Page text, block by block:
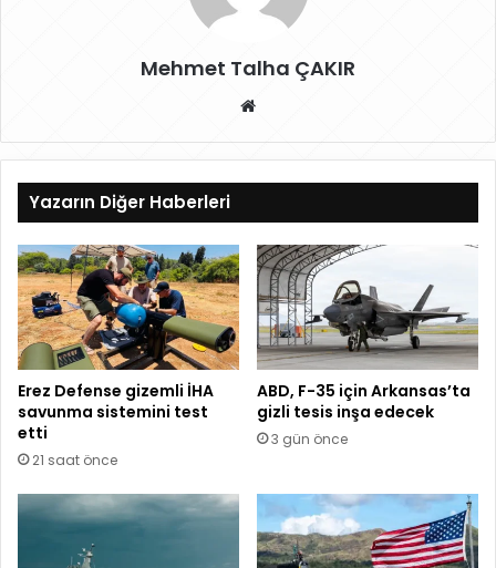
Mehmet Talha ÇAKIR
sit
esi
Yazarın Diğer Haberleri
Erez Defense gizemli İHA
savunma sistemini test
etti
21 saat önce
ABD, F-35 için Arkansas’ta
gizli tesis inşa edecek
3 gün önce